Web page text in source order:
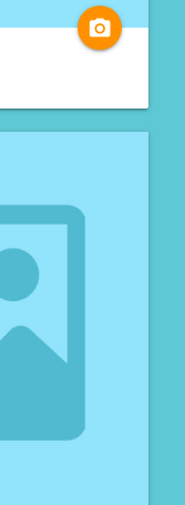
camera_alt